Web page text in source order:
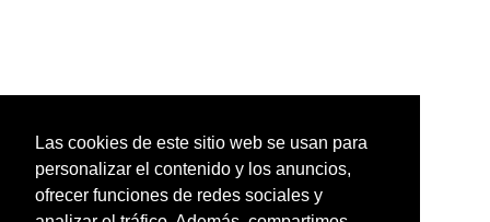
Las cookies de este sitio web se usan para
personalizar el contenido y los anuncios,
ofrecer funciones de redes sociales y